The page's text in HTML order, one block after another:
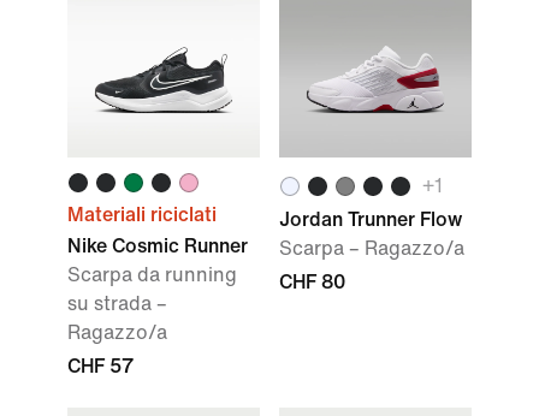
Materiali riciclati
Nike Cosmic Runner
Scarpa da running
su strada –
Ragazzo/a
CHF 57
+1
Jordan Trunner Flow
Scarpa – Ragazzo/a
CHF 80